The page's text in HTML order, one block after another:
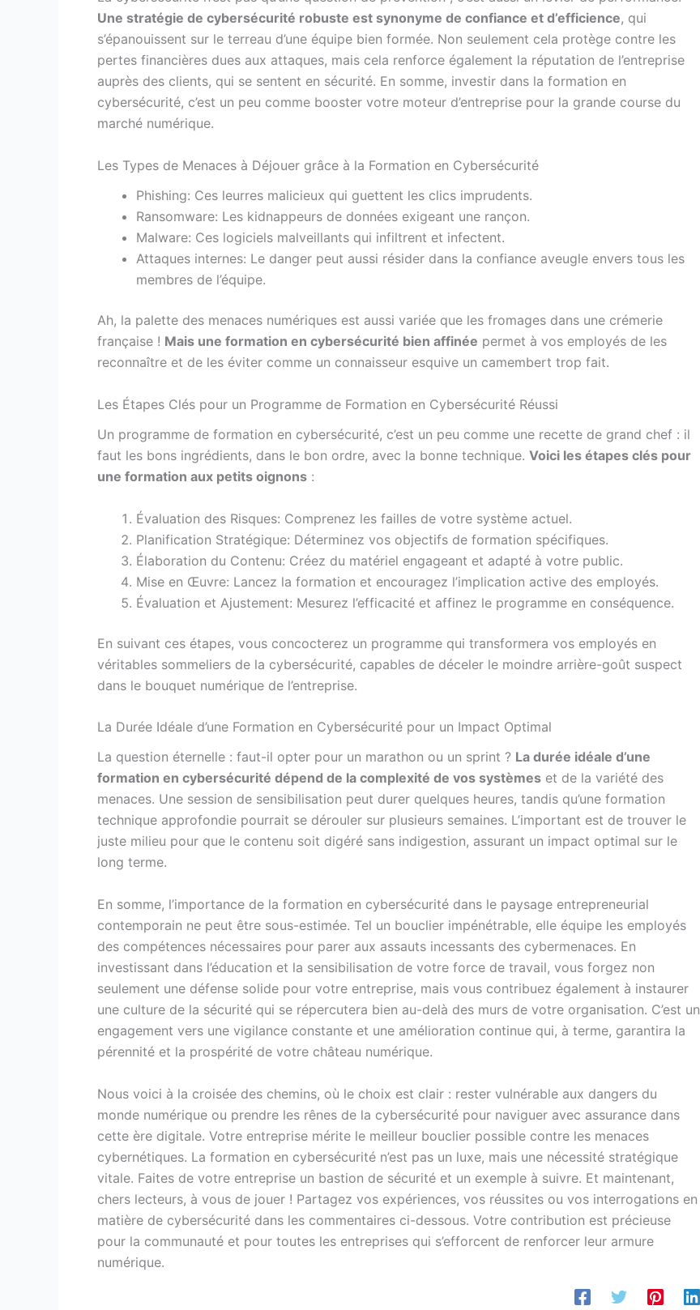
Une stratégie de cybersécurité robuste est synonyme de confiance et d’efficience, qui
s’épanouissent sur le terreau d’une équipe bien formée. Non seulement cela protège contre les
pertes financières dues aux attaques, mais cela renforce également la réputation de l’entreprise
auprès des clients, qui se sentent en sécurité. En somme, investir dans la formation en
cybersécurité, c’est un peu comme booster votre moteur d’entreprise pour la grande course du
marché numérique.
Les Types de Menaces à Déjouer grâce à la Formation en Cybersécurité
Phishing: Ces leurres malicieux qui guettent les clics imprudents.
Ransomware: Les kidnappeurs de données exigeant une rançon.
Malware: Ces logiciels malveillants qui infiltrent et infectent.
Attaques internes: Le danger peut aussi résider dans la confiance aveugle envers tous les
membres de l’équipe.
Ah, la palette des menaces numériques est aussi variée que les fromages dans une crémerie
française ! Mais une formation en cybersécurité bien affinée permet à vos employés de les
reconnaître et de les éviter comme un connaisseur esquive un camembert trop fait.
Les Étapes Clés pour un Programme de Formation en Cybersécurité Réussi
Un programme de formation en cybersécurité, c’est un peu comme une recette de grand chef : il
faut les bons ingrédients, dans le bon ordre, avec la bonne technique. Voici les étapes clés pour
une formation aux petits oignons :
Évaluation des Risques: Comprenez les failles de votre système actuel.
Planification Stratégique: Déterminez vos objectifs de formation spécifiques.
Élaboration du Contenu: Créez du matériel engageant et adapté à votre public.
Mise en Œuvre: Lancez la formation et encouragez l’implication active des employés.
Évaluation et Ajustement: Mesurez l’efficacité et affinez le programme en conséquence.
En suivant ces étapes, vous concocterez un programme qui transformera vos employés en
véritables sommeliers de la cybersécurité, capables de déceler le moindre arrière-goût suspect
dans le bouquet numérique de l’entreprise.
La Durée Idéale d’une Formation en Cybersécurité pour un Impact Optimal
La question éternelle : faut-il opter pour un marathon ou un sprint ? La durée idéale d’une
formation en cybersécurité dépend de la complexité de vos systèmes et de la variété des
menaces. Une session de sensibilisation peut durer quelques heures, tandis qu’une formation
technique approfondie pourrait se dérouler sur plusieurs semaines. L’important est de trouver le
juste milieu pour que le contenu soit digéré sans indigestion, assurant un impact optimal sur le
long terme.
En somme, l’importance de la formation en cybersécurité dans le paysage entrepreneurial
contemporain ne peut être sous-estimée. Tel un bouclier impénétrable, elle équipe les employés
des compétences nécessaires pour parer aux assauts incessants des cybermenaces. En
investissant dans l’éducation et la sensibilisation de votre force de travail, vous forgez non
seulement une défense solide pour votre entreprise, mais vous contribuez également à instaurer
une culture de la sécurité qui se répercutera bien au-delà des murs de votre organisation. C’est un
engagement vers une vigilance constante et une amélioration continue qui, à terme, garantira la
pérennité et la prospérité de votre château numérique.
Nous voici à la croisée des chemins, où le choix est clair : rester vulnérable aux dangers du
monde numérique ou prendre les rênes de la cybersécurité pour naviguer avec assurance dans
cette ère digitale. Votre entreprise mérite le meilleur bouclier possible contre les menaces
cybernétiques. La formation en cybersécurité n’est pas un luxe, mais une nécessité stratégique
vitale. Faites de votre entreprise un bastion de sécurité et un exemple à suivre. Et maintenant,
chers lecteurs, à vous de jouer ! Partagez vos expériences, vos réussites ou vos interrogations en
matière de cybersécurité dans les commentaires ci-dessous. Votre contribution est précieuse
pour la communauté et pour toutes les entreprises qui s’efforcent de renforcer leur armure
numérique.